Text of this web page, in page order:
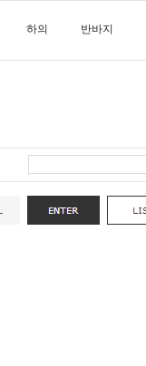
하의 반바지